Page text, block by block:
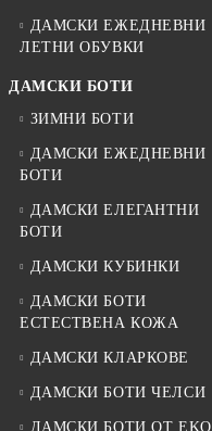
ДАМСКИ ЕЖЕДНЕВНИ
ЛЕТНИ ОБУВКИ
ДАМСКИ БОТИ
ЗИМНИ БОТИ
ДАМСКИ ЕЖЕДНЕВНИ
БОТИ
ДАМСКИ ЕЛЕГАНТНИ
БОТИ
ДАМСКИ КУБИНКИ
ДАМСКИ БОТИ
ЕСТЕСТВЕНА КОЖА
ДАМСКИ КЛАРКОВЕ
ДАМСКИ БОТИ ЧЕЛСИ
ДАМСКИ БОТИ ОТ EKO